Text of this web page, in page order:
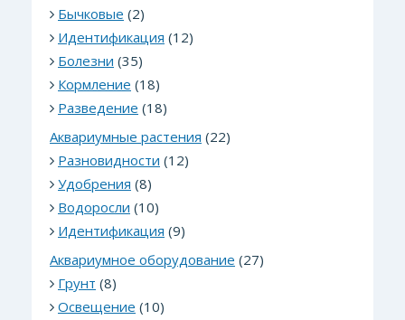
Бычковые (2)
Идентификация (12)
Болезни (35)
Кормление (18)
Разведение (18)
Аквариумные растения (22)
Разновидности (12)
Удобрения (8)
Водоросли (10)
Идентификация (9)
Аквариумное оборудование (27)
Грунт (8)
Освещение (10)